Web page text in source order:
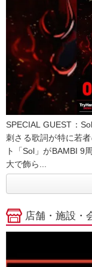
SPECIAL GUEST：
刺さる歌詞が特に若
ト「Sol」がBAMBI 9
大で飾ら...
店舗・施設・